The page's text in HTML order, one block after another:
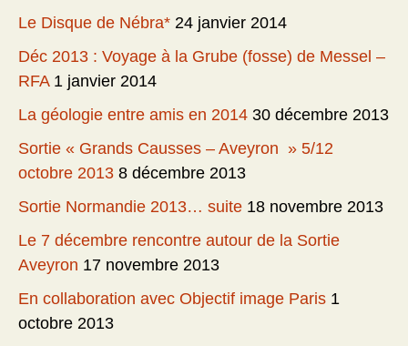
Le Disque de Nébra* 24 janvier 2014
Déc 2013 : Voyage à la Grube (fosse) de Messel –
RFA 1 janvier 2014
La géologie entre amis en 2014 30 décembre 2013
Sortie « Grands Causses – Aveyron » 5/12
octobre 2013 8 décembre 2013
Sortie Normandie 2013… suite 18 novembre 2013
Le 7 décembre rencontre autour de la Sortie
Aveyron 17 novembre 2013
En collaboration avec Objectif image Paris 1
octobre 2013